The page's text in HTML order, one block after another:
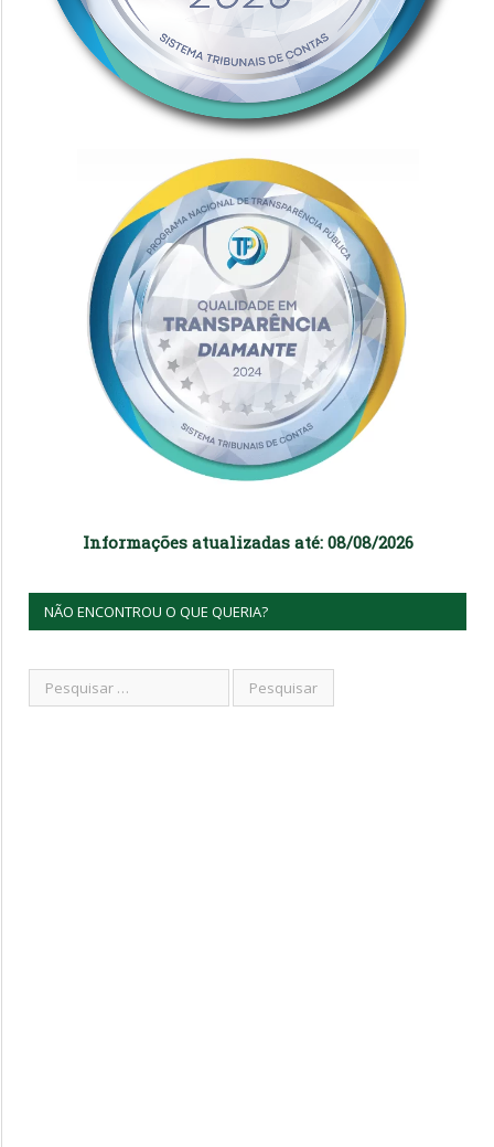
Informações atualizadas até: 08/08/2026
NÃO ENCONTROU O QUE QUERIA?